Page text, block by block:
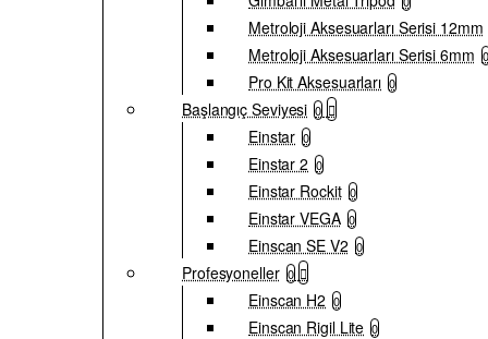
Metroloji Aksesuarları Serisi 12mm
Metroloji Aksesuarları Serisi 6mm 0
Pro Kit Aksesuarları 0
Başlangıç Seviyesi 0
Einstar 0
Einstar 2 0
Einstar Rockit 0
Einstar VEGA 0
Einscan SE V2 0
Profesyoneller 0
Einscan H2 0
Einscan Rigil Lite 0